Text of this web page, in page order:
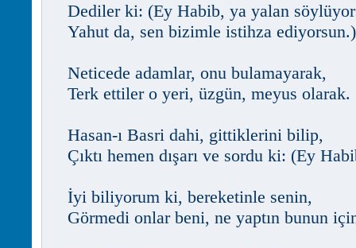
Dediler ki: (Ey Habib, ya yalan
Yahut da, sen bizimle istihza ediyorsun.)
Neticede adamlar, onu bulamayarak,
Terk ettiler o yeri, üzgün, meyus olarak.
Hasan-ı Basri dahi, gittiklerini bilip,
Çıktı hemen dışarı ve sordu ki: (Ey
İyi biliyorum ki, bereketinle senin,
Görmedi onlar beni, ne yaptın bunun